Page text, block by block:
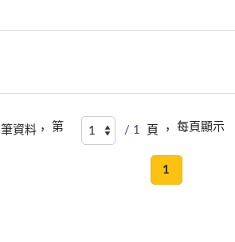
筆資料， 第 / 1 頁 ， 每頁顯示
1